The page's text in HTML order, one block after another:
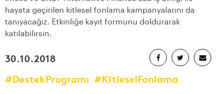
hayata geçirilen kitlesel fonlama kampanyalarını da
tanıyacağız. Etkinliğe kayıt formunu doldurarak
katılabilirsin.
30.10.2018
#DestekProgramı #KitleselFonlama